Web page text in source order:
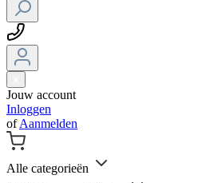
Jouw account
Inloggen
ofAanmelden
Alle categorieën